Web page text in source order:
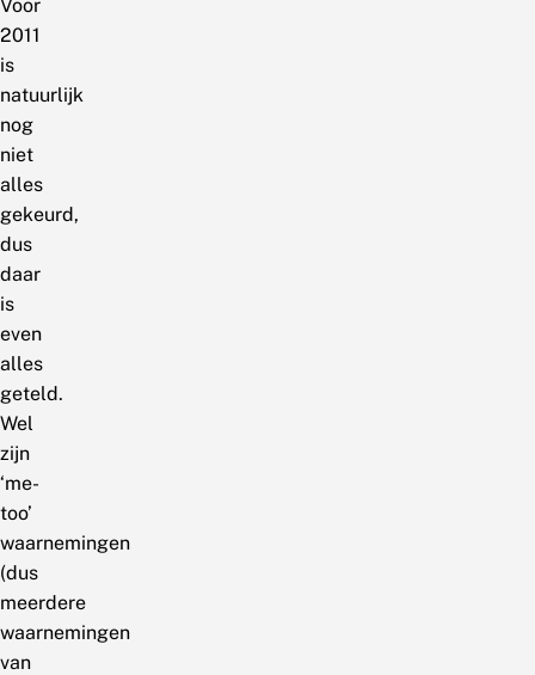
Voor
2011
is
natuurlijk
nog
niet
alles
gekeurd,
dus
daar
is
even
alles
geteld.
Wel
zijn
‘me-
too’
waarnemingen
(dus
meerdere
waarnemingen
van